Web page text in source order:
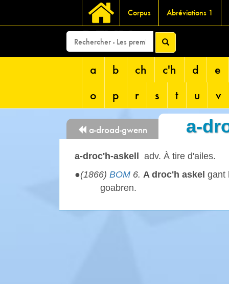
Corpus Abréviations 1
DEVRI
a b ch c'h d
e
o
p r s t u v
a-droad-gwenn a-
a-droc'h-askell
adv. À tire d'ailes.
●(1866) BOM 6. A droc'h askel gant
goabren.